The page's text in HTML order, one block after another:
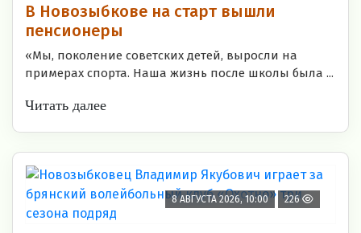
В Новозыбкове на старт вышли
пенсионеры
«Мы, поколение советских детей, выросли на
примерах спорта. Наша жизнь после школы была ...
Читать далее
8 АВГУСТА 2026, 10:00 226